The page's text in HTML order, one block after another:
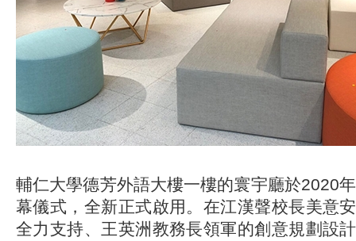
輔仁大學德芳外語大樓一樓的寰宇廳於2020
幕儀式，全新正式啟用。在江漢聲校長美意
全力支持、王英洲教務長領軍的創意規劃設